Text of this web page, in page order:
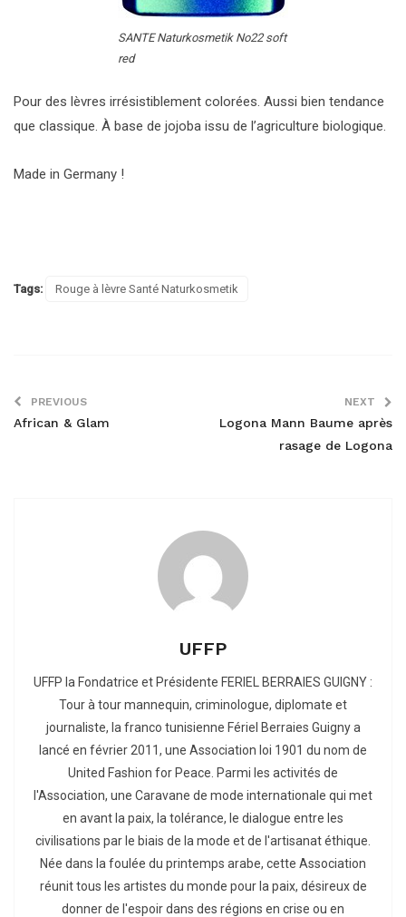
SANTE Naturkosmetik No22 soft
red
Pour des lèvres irrésistiblement colorées. Aussi bien tendance
que classique. À base de jojoba issu de l’agriculture biologique.
Made in Germany !
Tags: Rouge à lèvre Santé Naturkosmetik
PREVIOUS
African & Glam
NEXT
Logona Mann Baume après
rasage de Logona
UFFP
UFFP la Fondatrice et Présidente FERIEL BERRAIES GUIGNY :
Tour à tour mannequin, criminologue, diplomate et
journaliste, la franco tunisienne Fériel Berraies Guigny a
lancé en février 2011, une Association loi 1901 du nom de
United Fashion for Peace. Parmi les activités de
l'Association, une Caravane de mode internationale qui met
en avant la paix, la tolérance, le dialogue entre les
civilisations par le biais de la mode et de l'artisanat éthique.
Née dans la foulée du printemps arabe, cette Association
réunit tous les artistes du monde pour la paix, désireux de
donner de l'espoir dans des régions en crise ou en